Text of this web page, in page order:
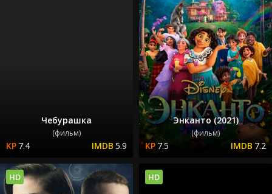
Чебурашка
(фильм)
7.4 5.9
Энканто (2021)
(фильм)
7.5 7.2
HD HD